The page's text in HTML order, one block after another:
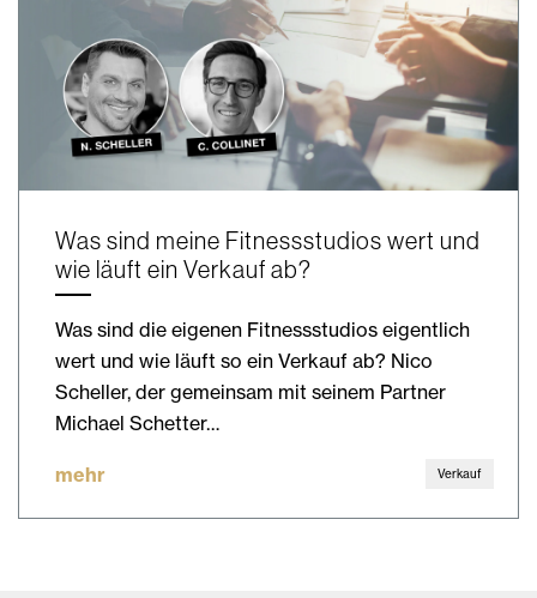
Was sind meine Fitnessstudios wert und
wie läuft ein Verkauf ab?
Was sind die eigenen Fitnessstudios eigentlich
wert und wie läuft so ein Verkauf ab? Nico
Scheller, der gemeinsam mit seinem Partner
Michael Schetter…
mehr Verkauf